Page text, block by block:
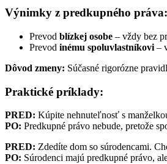
Výnimky z predkupného práva:
Prevod blízkej osobe – vždy bez
Prevod inému spoluvlastníkovi –
Dôvod zmeny: Súčasné rigorózne
Praktické príklady:
PRED: Kúpite nehnuteľnosť s
PO: Predkupné právo nebude, pretože
PRED: Zdedíte dom so súrodencami.
PO: Súrodenci majú predkupné právo,